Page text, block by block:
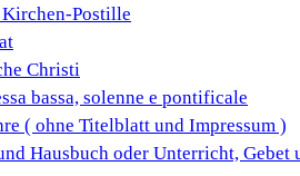
Postille
Christi
bassa, solenne e pontificale
( ohne Titelblatt und Impressum )
Hausbuch oder Unterricht, Gebet